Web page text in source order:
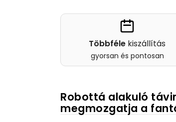
Többféle kiszállítás
gyorsan és pontosan
Robottá alakuló
megmozgatja a